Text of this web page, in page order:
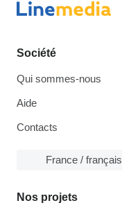
Société
Qui sommes-nous
Aide
Contacts
France / français
Nos projets